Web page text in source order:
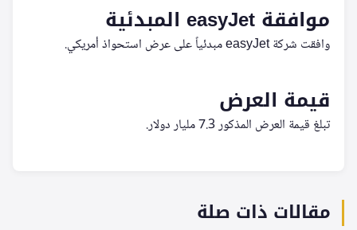
موافقة easyJet المبدئية
وافقت شركة easyJet مبدئياً على عرض استحواذ أمريكي.
قيمة العرض
تبلغ قيمة العرض المذكور 7.3 مليار دولار.
مقالات ذات صلة